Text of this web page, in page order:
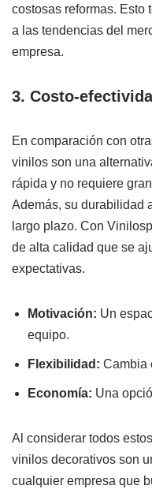
costosas reformas. Esto
a las tendencias del
empresa.
3. Costo-
En comparación con
vinilos son una
rápida y no requiere
Además, su durabilidad
largo plazo. Con
de alta calidad que se
expectativas.
Motivación: Un
equipo.
Flexibilidad: Cambia
Economía: Una
Al considerar todos
vinilos decorativos son
cualquier empresa que